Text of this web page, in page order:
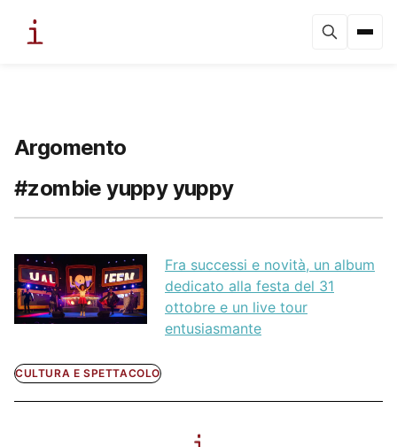
Argomento
#zombie yuppy yuppy
Fra successi e novità, un album
dedicato alla festa del 31
ottobre e un live tour
entusiasmante
CULTURA E SPETTACOLO